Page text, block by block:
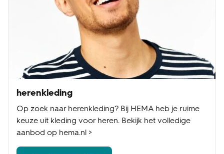
herenkleding
Op zoek naar herenkleding? Bij HEMA heb je ruime
keuze uit kleding voor heren. Bekijk het volledige
aanbod op hema.nl >